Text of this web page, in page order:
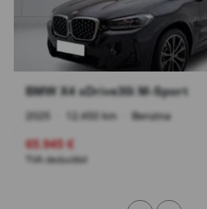
BMW X4 xDrive30i M-Sport
2025 12.450 km Benzina
65.945 €
TVA deductibil